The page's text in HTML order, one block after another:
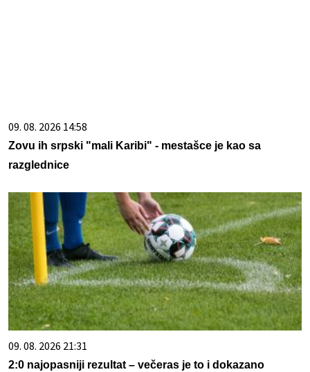
09. 08. 2026 14:58
Zovu ih srpski "mali Karibi" - mestašce je kao sa
razglednice
09. 08. 2026 21:31
2:0 najopasniji rezultat – večeras je to i dokazano